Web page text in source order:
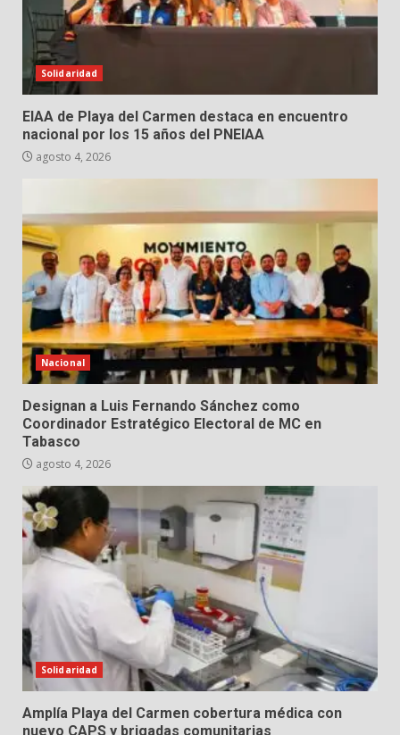
Solidaridad
EIAA de Playa del Carmen destaca en encuentro
nacional por los 15 años del PNEIAA
agosto 4, 2026
Nacional
Designan a Luis Fernando Sánchez como
Coordinador Estratégico Electoral de MC en
Tabasco
agosto 4, 2026
Solidaridad
Amplía Playa del Carmen cobertura médica con
nuevo CAPS y brigadas comunitarias